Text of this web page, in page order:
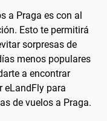
a Praga es con al
Esto te permitirá
sorpresas de
menos populares
a encontrar
eLandFly para
de vuelos a Praga.